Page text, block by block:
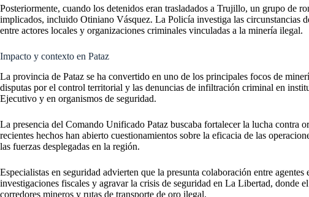
Posteriormente, cuando los detenidos eran trasladados a Trujillo, un grupo de
implicados, incluido Otiniano Vásquez. La Policía investiga las circunstancias
entre actores locales y organizaciones criminales vinculadas a la minería ilegal.
Impacto y contexto en Pataz
La provincia de Pataz se ha convertido en uno de los principales focos de
disputas por el control territorial y las denuncias de infiltración criminal en
Ejecutivo y en organismos de seguridad.
La presencia del Comando Unificado Pataz buscaba fortalecer la lucha contra
recientes hechos han abierto cuestionamientos sobre la eficacia de las
las fuerzas desplegadas en la región.
Especialistas en seguridad advierten que la presunta colaboración entre
investigaciones fiscales y agravar la crisis de seguridad en La Libertad, donde
corredores mineros y rutas de transporte de oro ilegal.